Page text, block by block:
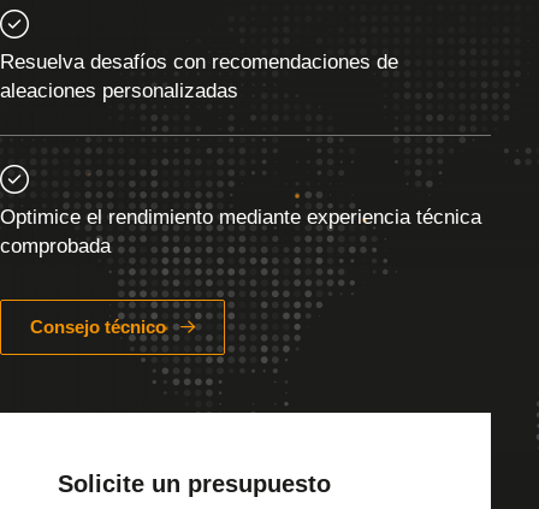
Resuelva desafíos con recomendaciones de
aleaciones personalizadas
Optimice el rendimiento mediante experiencia técnica
comprobada
Consejo técnico
Solicite un presupuesto